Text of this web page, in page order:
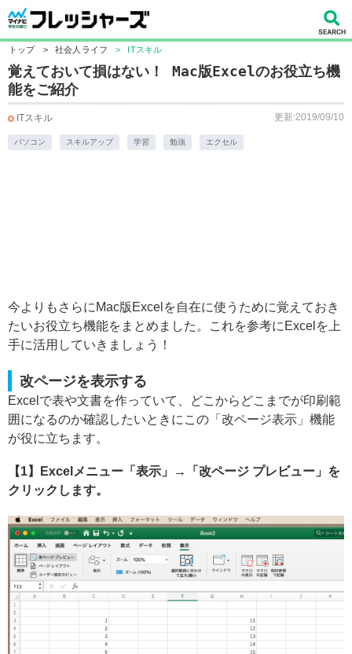
トップ > 社会人ライフ > ITスキル
覚えておいて損はない！ Mac版Excelのお役立ち機
能をご紹介
ITスキル 更新:2019/09/10
パソコン スキルアップ 学習 勉強 エクセル
今よりもさらにMac版Excelを自在に使うために覚えておき
たいお役立ち機能をまとめました。これを参考にExcelを上
手に活用していきましょう！
改ページを表示する
Excelで表や文書を作っていて、どこからどこまでが印刷範
囲になるのか確認したいときにこの「改ページ表示」機能
が役に立ちます。
【1】Excelメニュー「表示」→「改ページ プレビュー」を
クリックします。